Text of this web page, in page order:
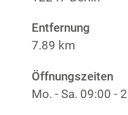
Entfernung
7.89 km
Öffnungszeiten
Mo. - Sa. 09:00 -